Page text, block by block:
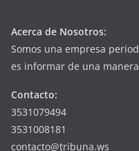
Acerca de Nosotros:
Somos una empresa
es informar de una
Contacto:
3531079494
3531008181
contacto@tribuna.ws